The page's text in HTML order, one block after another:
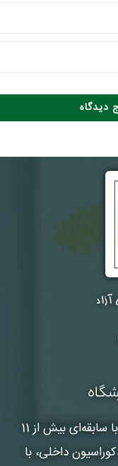
با سابقه‌ای بیش از 11
داخلی، با